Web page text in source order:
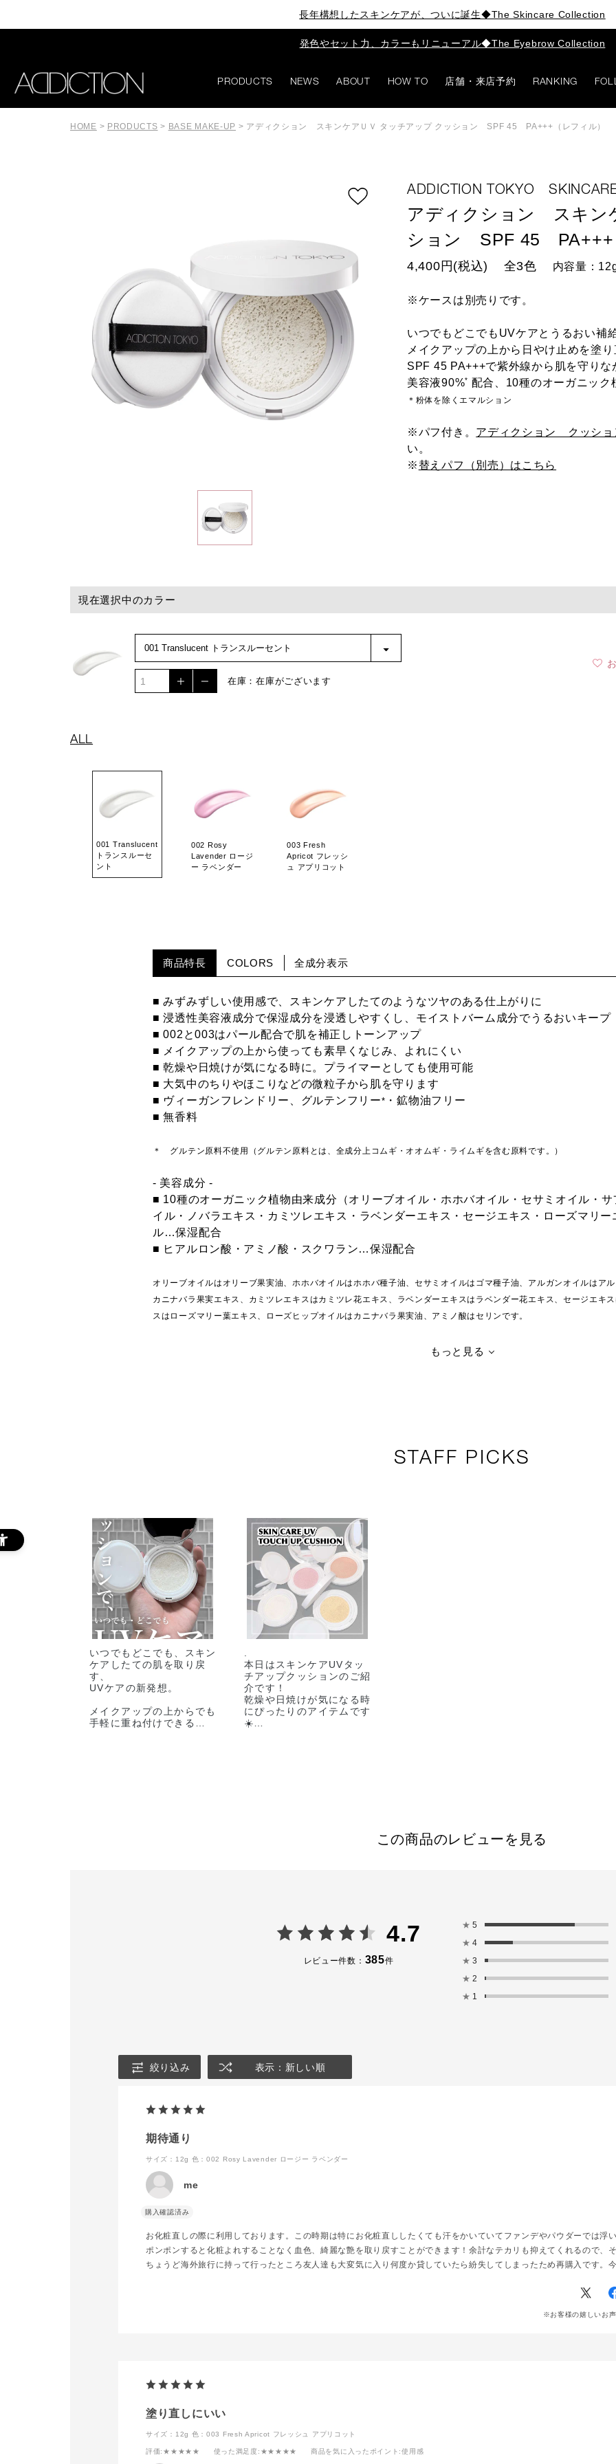
長年構想したスキンケアが、ついに誕生◆The Skincare Collection
発色やセット力、カラーもリニューアル◆The Eyebrow Collection
PRODUCTS NEWS ABOUT HOW TO 店舗・来店予約 RANKING
HOME > PRODUCTS > BASE MAKE-UP > アディクション スキンケアＵＶ タッチアップ クッション SPF 45 PA+++（レフィル）
ADDICTION TOKYO
アディクション スキン
ション SPF 45 PA+++
4,400円(税込) 全3色 内容量：
※ケースは別売りです。
いつでもどこでもUVケアとうるおい補給
メイクアップの上から日やけ止めを塗
SPF 45 PA+++で紫外線から肌を守りな
美容液90%* 配合、10種のオーガニック
＊粉体を除くエマルション
※パフ付き。 アディクション クッショ
い。
※ 替えパフ（別売）はこちら
現在選択中のカラー
在庫：在庫がございます
ALL
001 Translucent
トランスルーセ
ント
002 Rosy
Lavender ロージ
ー ラベンダー
003 Fresh
Apricot フレッシ
ュ アプリコット
商品特長 COLORS 全成分表示
■ みずみずしい使用感で、スキンケアしたてのようなツヤのある仕上がりに
■ 浸透性美容液成分で保湿成分を浸透しやすくし、モイストバーム成分でうるおいキープ
■ 002と003はパール配合で肌を補正しトーンアップ
■ メイクアップの上から使っても素早くなじみ、よれにくい
■ 乾燥や日焼けが気になる時に。プライマーとしても使用可能
■ 大気中のちりやほこりなどの微粒子から肌を守ります
■ ヴィーガンフレンドリー、グルテンフリー* ・鉱物油フリー
■ 無香料
＊ グルテン原料不使用（グルテン原料とは、全成分上コムギ・オオムギ・ライムギを含む原料です。）
- 美容成分 -
■ 10種のオーガニック植物由来成分（オリーブオイル・ホホバオイル・セサミオイル・
イル・ノバラエキス・カミツレエキス・ラベンダーエキス・セージエキス・ローズマリー
ル…保湿配合
■ ヒアルロン酸・アミノ酸・スクワラン…保湿配合
オリーブオイルはオリーブ果実油、ホホバオイルはホホバ種子油、セサミオイルはゴマ種子油、アルガンオイルはア
カニナバラ果実エキス、カミツレエキスはカミツレ花エキス、ラベンダーエキスはラベンダー花エキス、セージエキ
スはローズマリー葉エキス、ローズヒップオイルはカニナバラ果実油、アミノ酸はセリンです。
もっと見る
STAFF PICKS
いつでもどこでも、スキン
ケアしたての肌を取り戻
す、
UVケアの新発想。
メイクアップの上からでも
手軽に重ね付けできる
に血色感を与えるアプリコ
#アディクション
#ADDICTIONBEAUTY
#アディクションショップ
アUVタッチアップクッシ
addictionbeauty_official
.
本日はスキンケアUVタッ
チアップクッションのご紹
介です！
乾燥や日焼けが気になる時
にぴったりのアイテムです
☀️
102 Milky Yellow
－－－－－－－－－－－－
店頭でもお試し頂けます🍀
#ADDICTIONBEAUTY
#addictiontokyo #香林坊
ー#肌悩み #春メイク#春
人気カラー#cosme#コス
メ好きと繋がりたい#美容
部員スタグラム
この商品のレビューを見る
4.7
レビュー件数： 385件
★ 5
★ 4
★ 3
★ 2
★ 1
絞り込み 表示：新しい順
期待通り
サイズ：12g 色：002 Rosy Lavender ロージー ラベンダー
me
購入確認済み
お化粧直しの際に利用しております。この時期は特にお化粧直ししたくても汗をかいていてファンデやパウダーでは浮
ポンポンすると化粧よれすることなく血色、綺麗な艶を取り戻すことができます！余計なテカリも抑えてくれるので
ちょうど海外旅行に持って行ったところ友人達も大変気に入り何度か貸していたら紛失してしまったため再購入です。
※お客様の嬉しいお
塗り直しにいい
サイズ：12g 色：003 Fresh Apricot フレッシュ アプリコット
評価:★★★★★ 使った満足度:★★★★★ 商品を気に入ったポイント :使用感